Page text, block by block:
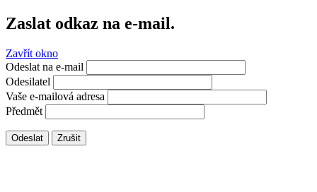
Zaslat odkaz na e-mail.
Zavřít okno
Odeslat na e-mail
Odesilatel
Vaše e-mailová adresa
Předmět
Odeslat Zrušit